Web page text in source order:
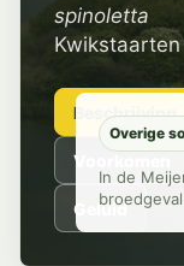
spinoletta
Kwikstaarten
Beschrijving
Voorkomen
Geluid
Overige
In de